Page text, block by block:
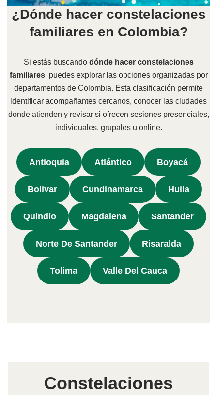
¿Dónde hacer constelaciones
familiares en Colombia?
Si estás buscando dónde hacer constelaciones
familiares, puedes explorar las opciones organizadas por
departamentos de Colombia. Esta clasificación permite
identificar acompañantes cercanos, conocer las ciudades
donde atienden y revisar si ofrecen sesiones presenciales,
individuales, grupales u online.
Antioquia Atlántico Boyacá
Bolivar Cundinamarca Huila
Quindío Magdalena Santander
Norte De Santander Risaralda
Tolima Valle Del Cauca
Constelaciones